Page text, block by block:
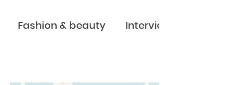
Fashion & beauty Interviews